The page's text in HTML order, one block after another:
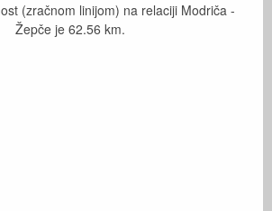
(zračnom linijom) na relaciji Modriča -
Žepče je 62.56 km.